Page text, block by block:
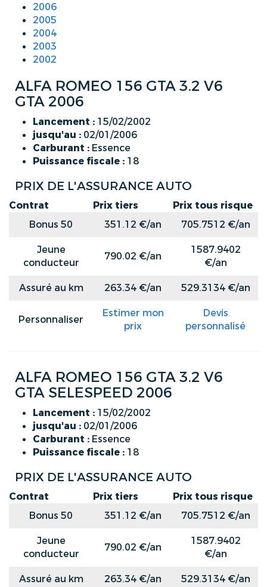
2006
2005
2004
2003
2002
ALFA ROMEO 156 GTA 3.2 V6
GTA 2006
Lancement : 15/02/2002
jusqu'au : 02/01/2006
Carburant : Essence
Puissance fiscale : 18
PRIX DE L'ASSURANCE AUTO
Contrat Prix tiers
Prix tous risque
Bonus 50
351.12 €/an
705.7512 €/an
Jeune
conducteur
790.02 €/an
1587.9402
€/an
Assuré au km
263.34 €/an 529.3134 €/an
Personnaliser
Estimer mon
prix
Devis
personnalisé
ALFA ROMEO 156 GTA 3.2 V6
GTA SELESPEED 2006
Lancement : 15/02/2002
jusqu'au : 02/01/2006
Carburant : Essence
Puissance fiscale : 18
PRIX DE L'ASSURANCE AUTO
Contrat Prix tiers
Prix tous risque
Bonus 50
351.12 €/an
705.7512 €/an
Jeune
conducteur
790.02 €/an
1587.9402
€/an
Assuré au km
263.34 €/an 529.3134 €/an